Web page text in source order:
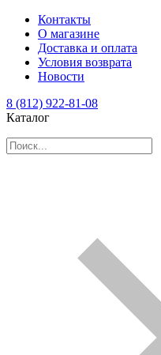
Контакты
О магазине
Доставка и оплата
Условия возврата
Новости
8 (812) 922-81-08
Каталог